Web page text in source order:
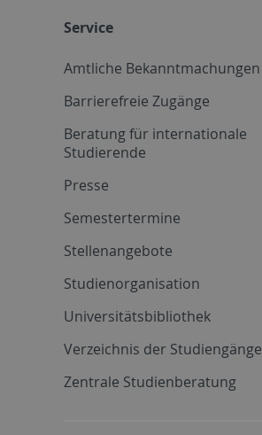
Service
Amtliche Bekanntmachungen
Barrierefreie Zugänge
Beratung für internationale
Studierende
Presse
Semestertermine
Stellenangebote
Studienorganisation
Universitätsbibliothek
Verzeichnis der Studiengänge
Zentrale Studienberatung